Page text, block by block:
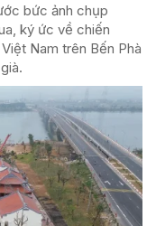
bức ảnh chụp
ký ức về chiến
Nam trên Bến Phà